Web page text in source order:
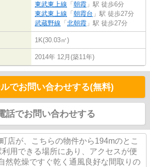
東武東上線 「 朝霞 」駅 徒歩6分
東武東上線 「 朝霞台 」駅 徒歩27分
武蔵野線 「 北朝霞 」駅 徒歩27分
1K(30.03㎡)
2014年 12月(築11年)
でお問い合わせする(無料)
話でお問い合わせする
店が、こちらの物件から194mのとこ
用できる場所にあり、アクセスが便
然乾燥ですぐ乾く通風良好な間取りの